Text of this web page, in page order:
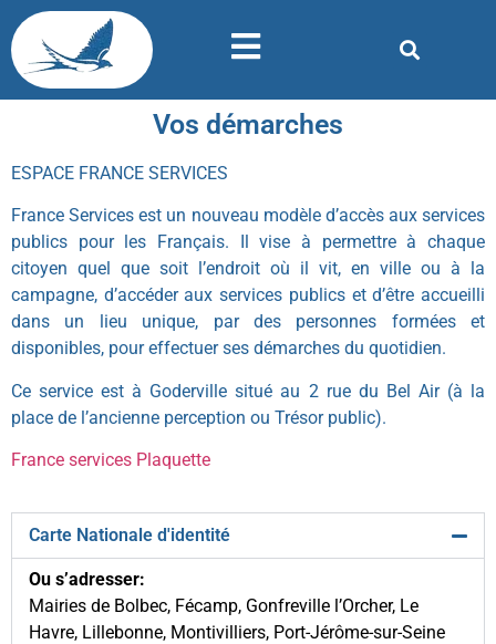
Vos démarches
ESPACE FRANCE SERVICES
France Services est un nouveau modèle d’accès aux services
publics pour les Français. Il vise à permettre à chaque
citoyen quel que soit l’endroit où il vit, en ville ou à la
campagne, d’accéder aux services publics et d’être accueilli
dans un lieu unique, par des personnes formées et
disponibles, pour effectuer ses démarches du quotidien.
Ce service est à Goderville situé au 2 rue du Bel Air (à la
place de l’ancienne perception ou Trésor public).
France services Plaquette
Carte Nationale d'identité
Ou s’adresser:
Mairies de Bolbec, Fécamp, Gonfreville l’Orcher, Le
Havre, Lillebonne, Montivilliers, Port-Jérôme-sur-Seine